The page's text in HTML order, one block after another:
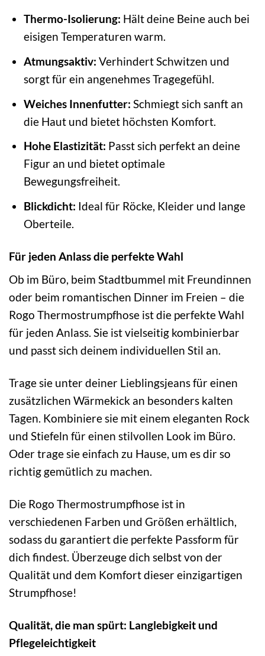
Thermo-Isolierung: Hält deine Beine auch bei
eisigen Temperaturen warm.
Atmungsaktiv: Verhindert Schwitzen und
sorgt für ein angenehmes Tragegefühl.
Weiches Innenfutter: Schmiegt sich sanft an
die Haut und bietet höchsten Komfort.
Hohe Elastizität: Passt sich perfekt an deine
Figur an und bietet optimale
Bewegungsfreiheit.
Blickdicht: Ideal für Röcke, Kleider und lange
Oberteile.
Für jeden Anlass die perfekte Wahl
Ob im Büro, beim Stadtbummel mit Freundinnen
oder beim romantischen Dinner im Freien – die
Rogo Thermostrumpfhose ist die perfekte Wahl
für jeden Anlass. Sie ist vielseitig kombinierbar
und passt sich deinem individuellen Stil an.
Trage sie unter deiner Lieblingsjeans für einen
zusätzlichen Wärmekick an besonders kalten
Tagen. Kombiniere sie mit einem eleganten Rock
und Stiefeln für einen stilvollen Look im Büro.
Oder trage sie einfach zu Hause, um es dir so
richtig gemütlich zu machen.
Die Rogo Thermostrumpfhose ist in
verschiedenen Farben und Größen erhältlich,
sodass du garantiert die perfekte Passform für
dich findest. Überzeuge dich selbst von der
Qualität und dem Komfort dieser einzigartigen
Strumpfhose!
Qualität, die man spürt: Langlebigkeit und
Pflegeleichtigkeit